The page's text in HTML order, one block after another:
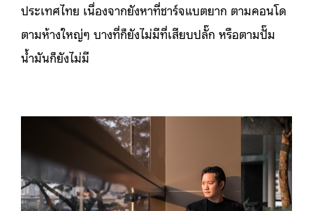
ประเทศไทย เนื่องจากยังหาที่ชาร์จแบตยาก ตามคอนโด
ตามห้างใหญ่ๆ บางที่ก็ยังไม่มีที่เสียบปลั๊ก หรือตามปั๊ม
น้ำมันก็ยังไม่มี